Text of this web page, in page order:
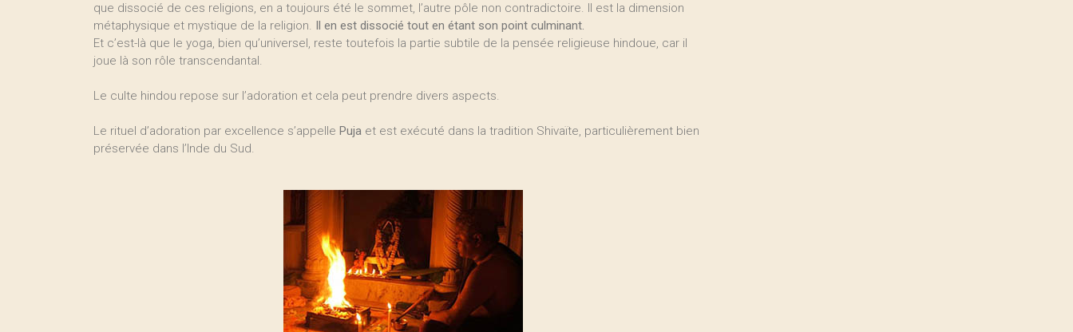
que dissocié de ces religions, en a toujours été le sommet, l’autre pôle non contradictoire. Il est la dimension
métaphysique et mystique de la religion. Il en est dissocié tout en étant son point culminant.
Et c’est-là que le yoga, bien qu’universel, reste toutefois la partie subtile de la pensée religieuse hindoue, car il
joue là son rôle transcendantal.
Le culte hindou repose sur l’adoration et cela peut prendre divers aspects.
Le rituel d’adoration par excellence s’appelle Puja et est exécuté dans la tradition Shivaïte, particulièrement bien
préservée dans l’Inde du Sud.